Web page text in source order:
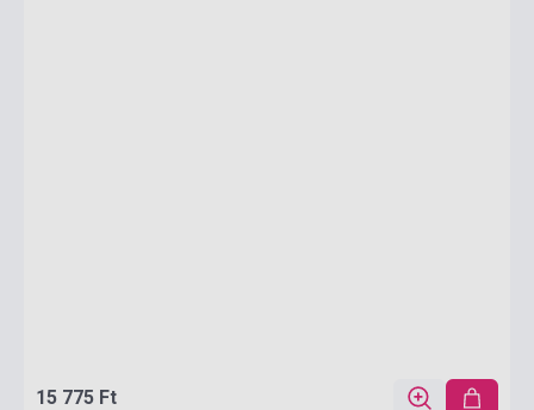
15 775 Ft